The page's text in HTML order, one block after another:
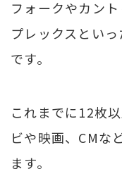
フォークやカン
プレックスとい
です。
これまでに12枚
ビや映画、CMな
ます。